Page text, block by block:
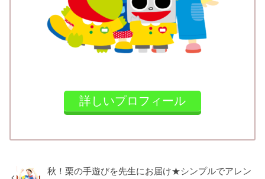
詳しいプロフィール
秋！栗の手遊びを先生にお届け★シンプルでアレン